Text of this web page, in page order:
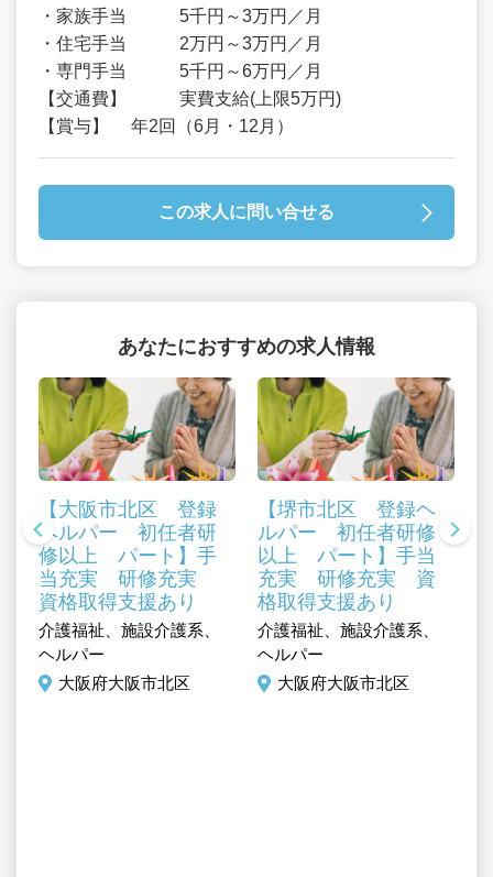
・家族手当 5千円～3万円／月
・住宅手当 2万円～3万円／月
・専門手当 5千円～6万円／月
【交通費】 実費支給(上限5万円)
【賞与】 年2回（6月・12月）
この求人に問い合せる
あなたにおすすめの求人情報
【大阪市北区 登録
ヘルパー 初任者研
修以上 パート】手
当充実 研修充実
資格取得支援あり
介護福祉、施設介護系、
ヘルパー
大阪府大阪市北区
【堺市北区 登録ヘ
ルパー 初任者研修
以上 パート】手当
充実 研修充実 資
格取得支援あり
介護福祉、施設介護系、
ヘルパー
大阪府大阪市北区